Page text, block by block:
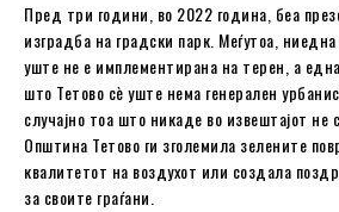
Пред три години, во 2022 година, беа
изградба на градски парк. Меѓутоа,
уште не е имплементирана на терен, а
што Тетово сè уште нема генерален
случајно тоа што никаде во извештајот не
Општина Тетово ги зголемила зелените
квалитетот на воздухот или создала
за своите граѓани.